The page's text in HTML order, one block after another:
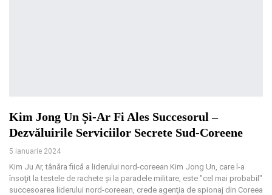
Kim Jong Un Și-Ar Fi Ales Succesorul –
Dezvăluirile Serviciilor Secrete Sud-Coreene
5 ianuarie 2024
Kim Ju Ar, tânăra fiică a liderului nord-coreean Kim Jong Un, care l-a
însoţit la testele de rachete şi la paradele militare, este "cel mai probabil"
succesoarea liderului nord-coreean, crede agenţia de spionaj din Coreea